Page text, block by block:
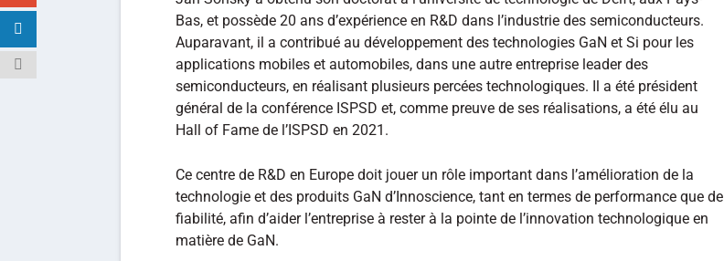
Bas, et possède 20 ans d’expérience en R&D dans l’industrie des semiconducteurs.
Auparavant, il a contribué au développement des technologies GaN et Si pour les
applications mobiles et automobiles, dans une autre entreprise leader des
semiconducteurs, en réalisant plusieurs percées technologiques. Il a été président
général de la conférence ISPSD et, comme preuve de ses réalisations, a été élu au
Hall of Fame de l’ISPSD en 2021.
Ce centre de R&D en Europe doit jouer un rôle important dans l’amélioration de la
technologie et des produits GaN d’Innoscience, tant en termes de performance que de
fiabilité, afin d’aider l’entreprise à rester à la pointe de l’innovation technologique en
matière de GaN.